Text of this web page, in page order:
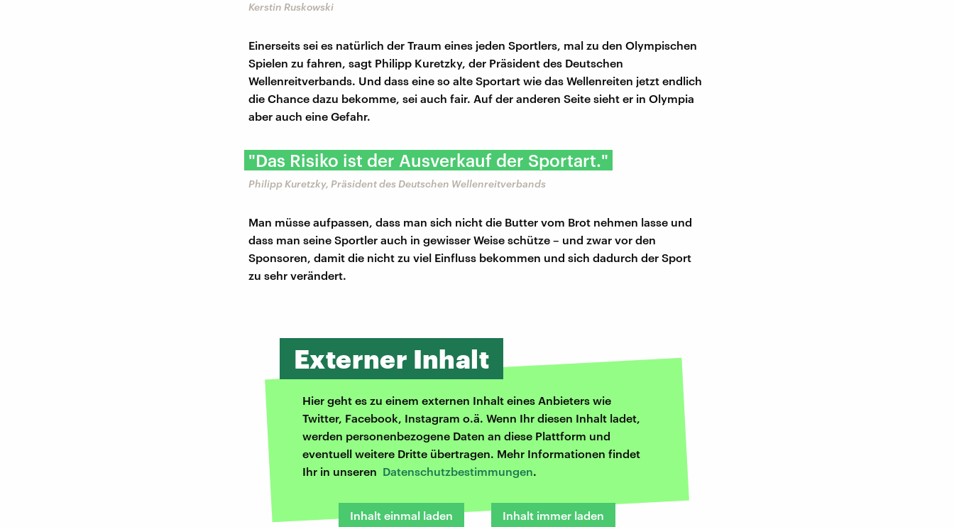
Kerstin Ruskowski
Einerseits sei es natürlich der Traum eines jeden Sportlers, mal zu den Olympischen
Spielen zu fahren, sagt Philipp Kuretzky, der Präsident des Deutschen
Wellenreitverbands. Und dass eine so alte Sportart wie das Wellenreiten jetzt endlich
die Chance dazu bekomme, sei auch fair. Auf der anderen Seite sieht er in Olympia
aber auch eine Gefahr.
"Das Risiko ist der Ausverkauf der Sportart."
Philipp Kuretzky, Präsident des Deutschen Wellenreitverbands
Man müsse aufpassen, dass man sich nicht die Butter vom Brot nehmen lasse und
dass man seine Sportler auch in gewisser Weise schütze – und zwar vor den
Sponsoren, damit die nicht zu viel Einfluss bekommen und sich dadurch der Sport
zu sehr verändert.
Externer Inhalt
Hier geht es zu einem externen Inhalt eines Anbieters wie
Twitter, Facebook, Instagram o.ä. Wenn Ihr diesen Inhalt ladet,
werden personenbezogene Daten an diese Plattform und
eventuell weitere Dritte übertragen. Mehr Informationen findet
Ihr in unseren Datenschutzbestimmungen.
Inhalt einmal laden Inhalt immer laden